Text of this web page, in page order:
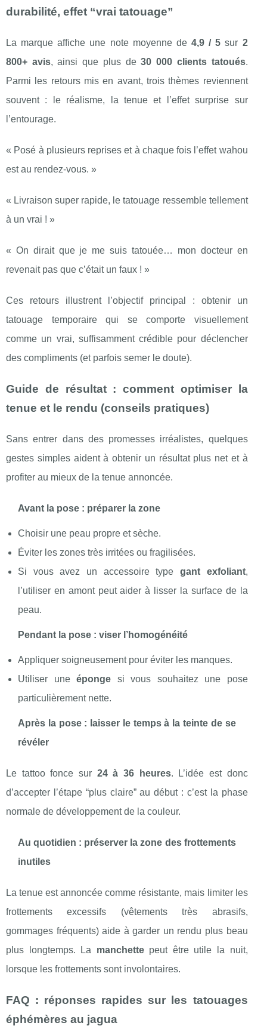
durabilité, effet “vrai tatouage”
La marque affiche une note moyenne de4,9 / 5 sur 2
800+ avis, ainsi que plus de30 000 clients tatoués.
Parmi les retours mis en avant, trois thèmes reviennent
souvent : le réalisme, la tenue et l’effet surprise sur
l’entourage.
« Posé à plusieurs reprises et à chaque fois l’effet wahou
est au rendez-vous. »
« Livraison super rapide, le tatouage ressemble tellement
à un vrai ! »
« On dirait que je me suis tatouée… mon docteur en
revenait pas que c’était un faux ! »
Ces retours illustrent l’objectif principal : obtenir un
tatouage temporaire qui se comporte visuellement
comme un vrai, suffisamment crédible pour déclencher
des compliments (et parfois semer le doute).
Guide de résultat : comment optimiser la
tenue et le rendu (conseils pratiques)
Sans entrer dans des promesses irréalistes, quelques
gestes simples aident à obtenir un résultat plus net et à
profiter au mieux de la tenue annoncée.
Avant la pose : préparer la zone
Choisir une peau propre et sèche.
Éviter les zones très irritées ou fragilisées.
Si vous avez un accessoire type gant exfoliant,
l’utiliser en amont peut aider à lisser la surface de la
peau.
Pendant la pose : viser l’homogénéité
Appliquer soigneusement pour éviter les manques.
Utiliser uneéponge si vous souhaitez une pose
particulièrement nette.
Après la pose : laisser le temps à la teinte de se
révéler
Le tattoo fonce sur 24 à 36 heures. L’idée est donc
d’accepter l’étape “plus claire” au début : c’est la phase
normale de développement de la couleur.
Au quotidien : préserver la zone des frottements
inutiles
La tenue est annoncée comme résistante, mais limiter les
frottements excessifs (vêtements très abrasifs,
gommages fréquents) aide à garder un rendu plus beau
plus longtemps. La manchettepeut être utile la nuit,
lorsque les frottements sont involontaires.
FAQ : réponses rapides sur les tatouages
éphémères au jagua